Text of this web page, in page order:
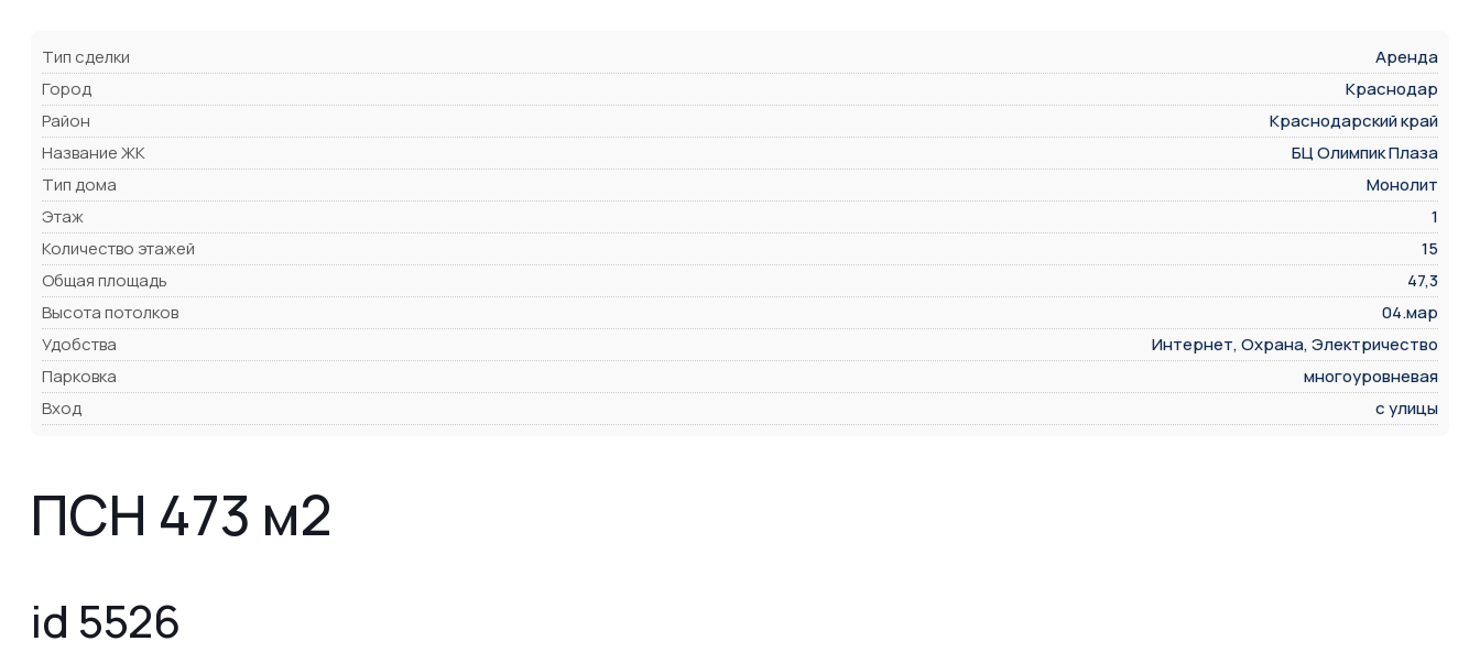
Тип сделки
Аренда
Город
Краснодар
Район
Краснодарский край
Название ЖК
БЦ Олимпик Плаза
Тип дома
Монолит
Этаж
1
Количество этажей
15
Общая площадь
47,3
Высота потолков
04.мар
Удобства
Интернет, Охрана, Электричество
Парковка
многоуровневая
Вход
с улицы
ПСН 473 м2
id 5526